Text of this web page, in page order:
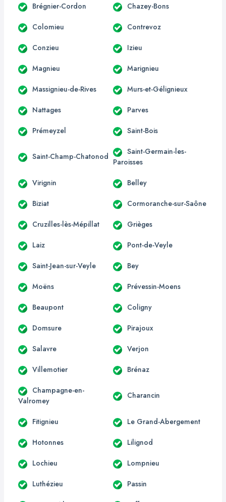
Brégnier-Cordon Chazey-Bons
Colomieu Contrevoz
Conzieu Izieu
Magnieu Marignieu
Massignieu-de-Rives Murs-et-Gélignieux
Nattages Parves
Prémeyzel Saint-Bois
Saint-Champ-Chatonod
Saint-Germain-les-
Paroisses
Virignin Belley
Biziat Cormoranche-sur-Saône
Cruzilles-lès-Mépillat Grièges
Laiz Pont-de-Veyle
Saint-Jean-sur-Veyle Bey
Moëns Prévessin-Moens
Beaupont Coligny
Domsure Pirajoux
Salavre Verjon
Villemotier Brénaz
Champagne-en-
Valromey
Charancin
Fitignieu Le Grand-Abergement
Hotonnes Lilignod
Lochieu Lompnieu
Luthézieu Passin